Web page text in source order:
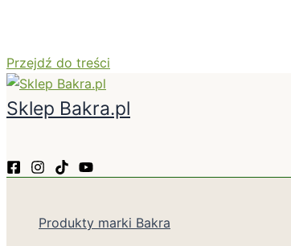
Przejdź do treści
Sklep Bakra.pl
Produkty marki Bakra